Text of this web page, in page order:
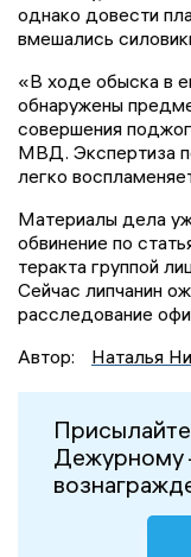
однако довести
вмешались
«В ходе обыска в
обнаружены
совершения
МВД. Экспертиза
легко
Материалы дела
обвинение по
теракта группой
Сейчас липчанин
расследование
Автор:
Наталья
Дежурному